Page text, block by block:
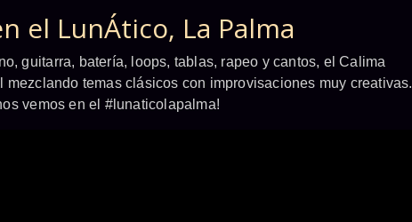
el LunÁtico, La Palma
guitarra, batería, loops, tablas, rapeo y cantos, el Calima
mezclando temas clásicos con improvisaciones muy creativas.
vemos en el #lunaticolapalma!